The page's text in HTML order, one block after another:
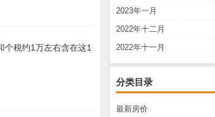
2023年一月
2022年十二月
2022年十一月
分类目录
最新房价
税约1万左右含在这1